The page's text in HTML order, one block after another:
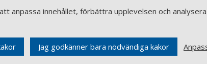
anpassa innehållet, förbättra upplevelsen och
Jag godkänner bara nödvändiga kakor